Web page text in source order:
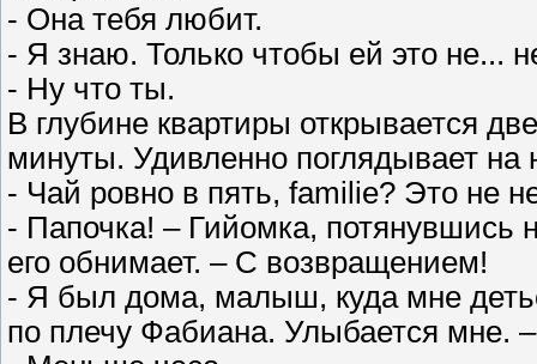
- Она тебя любит.
- Я знаю. Только чтобы ей это не...
- Ну что ты.
В глубине квартиры открывается
минуты. Удивленно поглядывает
- Чай ровно в пять, familie? Это не
- Папочка! – Гийомка, потянувшись
его обнимает. – С возвращением!
- Я был дома, малыш, куда мне
по плечу Фабиана. Улыбается мне.